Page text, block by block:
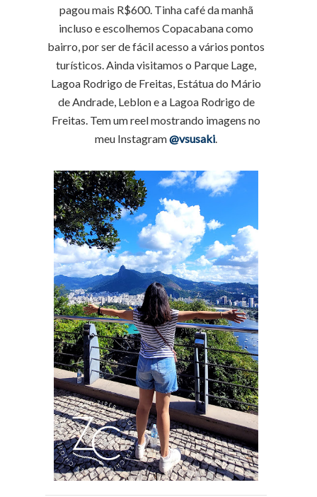
pagou mais R$600. Tinha café da manhã
incluso e escolhemos Copacabana como
bairro, por ser de fácil acesso a vários pontos
turísticos. Ainda visitamos o Parque Lage,
Lagoa Rodrigo de Freitas, Estátua do Mário
de Andrade, Leblon e a Lagoa Rodrigo de
Freitas. Tem um reel mostrando imagens no
meu Instagram@vsusaki.